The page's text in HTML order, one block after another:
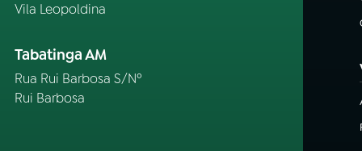
Vila Leopoldina
Tabatinga AM
Rua Rui Barbosa S/Nº
Rui Barbosa